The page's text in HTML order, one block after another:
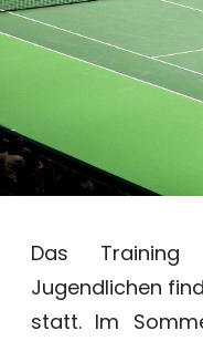
Das
Jugendlichen
statt. Im